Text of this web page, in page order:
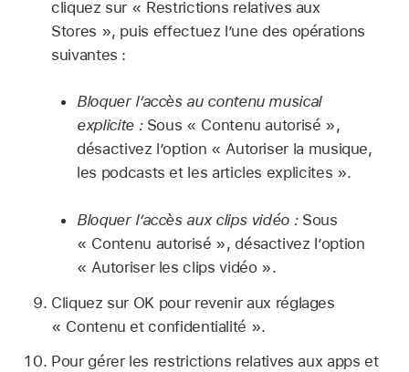
cliquez sur « Restrictions relatives aux
Stores », puis effectuez l’une des opérations
suivantes :
Bloquer l’accès au contenu musical
explicite :Sous « Contenu autorisé »,
désactivez l’option « Autoriser la musique,
les podcasts et les articles explicites ».
Bloquer l’accès aux clips vidéo :Sous
« Contenu autorisé », désactivez l’option
« Autoriser les clips vidéo ».
Cliquez sur OK pour revenir aux réglages
« Contenu et confidentialité ».
Pour gérer les restrictions relatives aux apps et